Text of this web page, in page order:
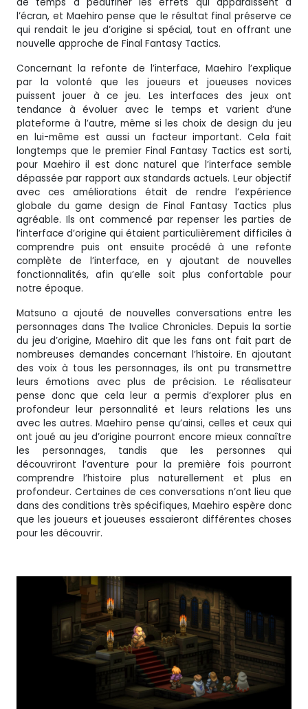
l’écran, et Maehiro pense que le résultat final préserve ce
qui rendait le jeu d’origine si spécial, tout en offrant une
nouvelle approche de Final Fantasy Tactics.
Concernant la refonte de l’interface, Maehiro l’explique
par la volonté que les joueurs et joueuses novices
puissent jouer à ce jeu. Les interfaces des jeux ont
tendance à évoluer avec le temps et varient d’une
plateforme à l’autre, même si les choix de design du jeu
en lui-même est aussi un facteur important. Cela fait
longtemps que le premier Final Fantasy Tactics est sorti,
pour Maehiro il est donc naturel que l’interface semble
dépassée par rapport aux standards actuels. Leur objectif
avec ces améliorations était de rendre l’expérience
globale du game design de Final Fantasy Tactics plus
agréable. Ils ont commencé par repenser les parties de
l’interface d’origine qui étaient particulièrement difficiles à
comprendre puis ont ensuite procédé à une refonte
complète de l’interface, en y ajoutant de nouvelles
fonctionnalités, afin qu’elle soit plus confortable pour
notre époque.
Matsuno a ajouté de nouvelles conversations entre les
personnages dans The Ivalice Chronicles. Depuis la sortie
du jeu d’origine, Maehiro dit que les fans ont fait part de
nombreuses demandes concernant l’histoire. En ajoutant
des voix à tous les personnages, ils ont pu transmettre
leurs émotions avec plus de précision. Le réalisateur
pense donc que cela leur a permis d’explorer plus en
profondeur leur personnalité et leurs relations les uns
avec les autres. Maehiro pense qu’ainsi, celles et ceux qui
ont joué au jeu d’origine pourront encore mieux connaître
les personnages, tandis que les personnes qui
découvriront l’aventure pour la première fois pourront
comprendre l’histoire plus naturellement et plus en
profondeur. Certaines de ces conversations n’ont lieu que
dans des conditions très spécifiques, Maehiro espère donc
que les joueurs et joueuses essaieront différentes choses
pour les découvrir.